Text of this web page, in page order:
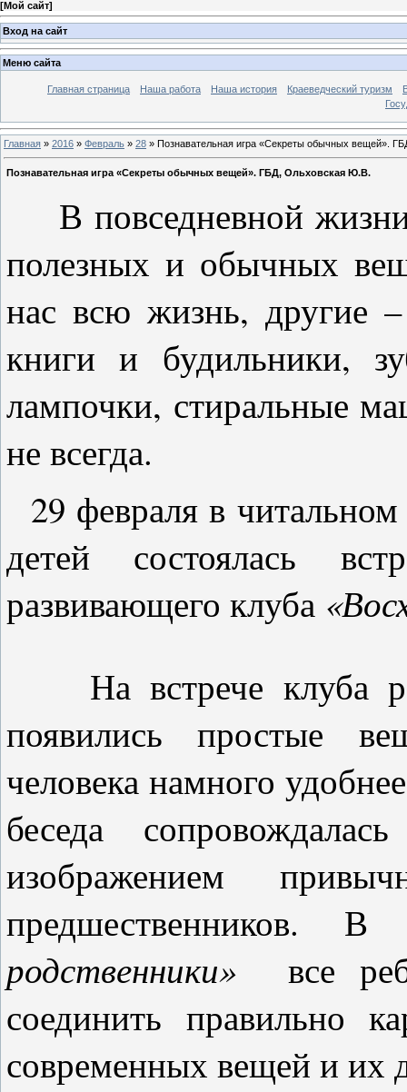
[Мой сайт]
Вход на сайт
Меню сайта
Главная страница Наша работа Наша история Краеведческий туризм
Главная » 2016 » Февраль » 28 » Познавательная игра «Секреты обычных вещей».
Познавательная игра «Секреты обычных вещей». ГБД, Ольховская Ю.В.
В повседневной жизни
полезных и обычных
нас всю жизнь, другие
книги и будильники,
лампочки, стиральные
не всегда.
29 февраля в
детей состоялась
развивающего клуба
На встрече клуба
появились простые
человека намного
беседа
изображением
предшественников.
родственники» все
соединить правильно
современных вещей и их